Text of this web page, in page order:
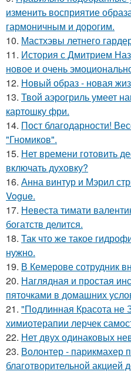
изменить восприятие
гармоничным и дорогим.
10. Мастхэвы летнего
11. История с Дмитрием
новое и очень
12. Новый образ - новая
13. Твой аэрогриль умеет
картошку фри.
14. Пост благодарности!
"Гномиков".
15. Нет времени готовить
включать духовку?
16. Анна винтур и Мэрил
Vogue.
17. Невеста тимати
богатств делится.
18. Так что же такое
нужно.
19. В Кемерове сотрудник
20. Наглядная и простая
пяточками в домашних
21. "Подлинная Красота не
химиотерапии лерчек
22. Нет двух одинаковых
23. Волонтер - парикмахер
благотворительной акцией